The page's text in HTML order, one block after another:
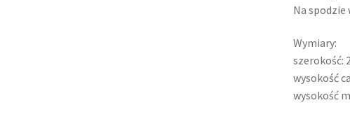
Na
Wymiary:
szerokość:
wysokość
wysokość